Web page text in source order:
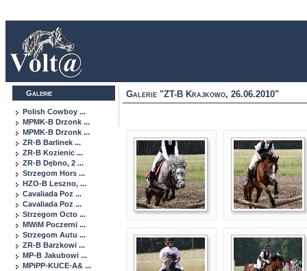
Galerie
Polish Cowboy ...
MPMK-B Drzonk ...
MPMK-B Drzonk ...
ZR-B Barlinek ...
ZR-B Kozienic ...
ZR-B Dębno, 2 ...
Strzegom Hors ...
HZO-B Leszno, ...
Cavaliada Poz ...
Cavaliada Poz ...
Strzegom Octo ...
MWiM Poczerni ...
Strzegom Autu ...
ZR-B Barzkowi ...
MP-B Jakubowi ...
MPiPP-KUCE-A& ...
Galerie "ZT-B Krajkowo, 26.06.2010"